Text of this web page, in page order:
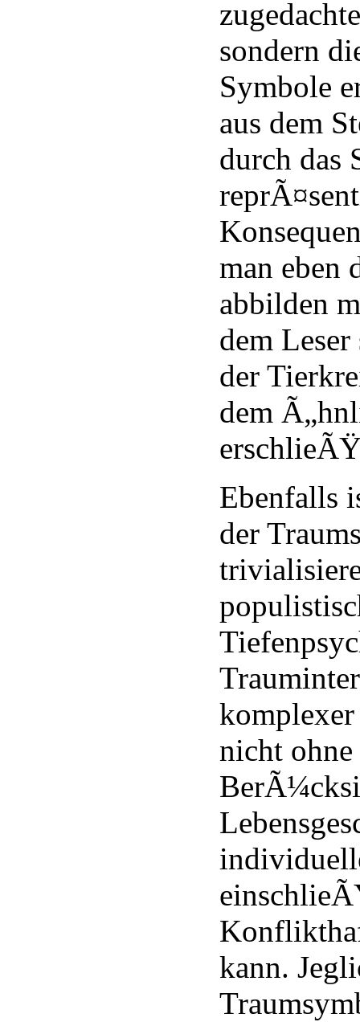
sondern
Symbole
aus dem
durch das
man eben
abbilden
dem
der
dem
Ebenfalls
der
nicht ohne
kann.